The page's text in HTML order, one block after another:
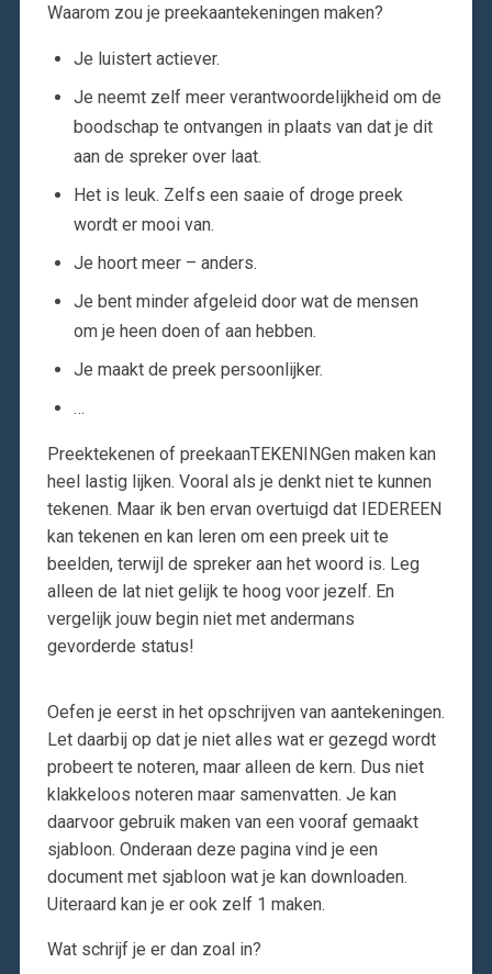
Waarom zou je preekaantekeningen maken?
Je luistert actiever.
Je neemt zelf meer verantwoordelijkheid om de
boodschap te ontvangen in plaats van dat je dit
aan de spreker over laat.
Het is leuk. Zelfs een saaie of droge preek
wordt er mooi van.
Je hoort meer – anders.
Je bent minder afgeleid door wat de mensen
om je heen doen of aan hebben.
Je maakt de preek persoonlijker.
…
Preektekenen of preekaanTEKENINGen maken kan
heel lastig lijken. Vooral als je denkt niet te kunnen
tekenen. Maar ik ben ervan overtuigd dat IEDEREEN
kan tekenen en kan leren om een preek uit te
beelden, terwijl de spreker aan het woord is. Leg
alleen de lat niet gelijk te hoog voor jezelf. En
vergelijk jouw begin niet met andermans
gevorderde status!
Oefen je eerst in het opschrijven van aantekeningen.
Let daarbij op dat je niet alles wat er gezegd wordt
probeert te noteren, maar alleen de kern. Dus niet
klakkeloos noteren maar samenvatten. Je kan
daarvoor gebruik maken van een vooraf gemaakt
sjabloon. Onderaan deze pagina vind je een
document met sjabloon wat je kan downloaden.
Uiteraard kan je er ook zelf 1 maken.
Wat schrijf je er dan zoal in?